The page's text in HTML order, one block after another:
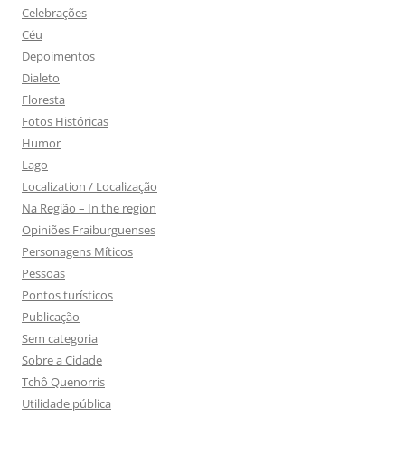
Celebrações
Céu
Depoimentos
Dialeto
Floresta
Fotos Históricas
Humor
Lago
Localization / Localização
Na Região – In the region
Opiniões Fraiburguenses
Personagens Míticos
Pessoas
Pontos turísticos
Publicação
Sem categoria
Sobre a Cidade
Tchô Quenorris
Utilidade pública